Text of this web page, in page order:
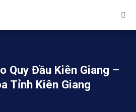
Quy Đầu Kiên Giang –
Tỉnh Kiên Giang